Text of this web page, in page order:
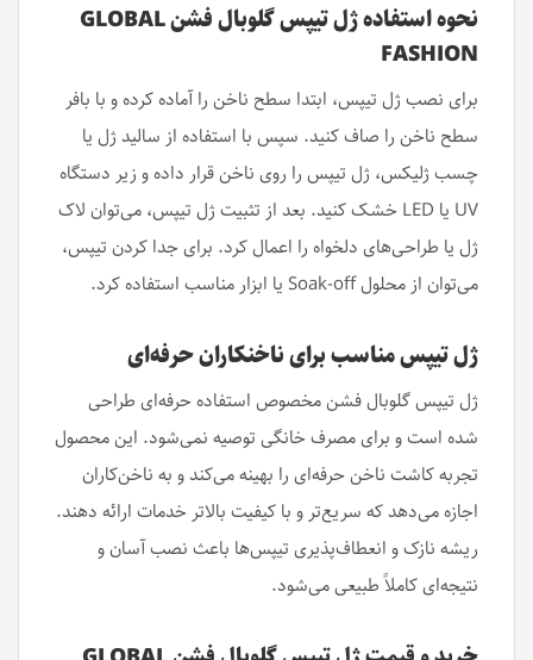
نحوه استفاده ژل تیپس گلوبال فشن GLOBAL
FASHION
برای نصب ژل تیپس، ابتدا سطح ناخن را آماده کرده و با بافر
سطح ناخن را صاف کنید. سپس با استفاده از سالید ژل یا
چسب ژلیکس، ژل تیپس را روی ناخن قرار داده و زیر دستگاه
UV یا LED خشک کنید. بعد از تثبیت ژل تیپس، می‌توان لاک
ژل یا طراحی‌های دلخواه را اعمال کرد. برای جدا کردن تیپس،
می‌توان از محلول Soak-off یا ابزار مناسب استفاده کرد.
ژل تیپس مناسب برای ناخنکاران حرفه‌ای
ژل تیپس گلوبال فشن مخصوص استفاده حرفه‌ای طراحی
شده است و برای مصرف خانگی توصیه نمی‌شود. این محصول
تجربه کاشت ناخن حرفه‌ای را بهینه می‌کند و به ناخن‌کاران
اجازه می‌دهد که سریع‌تر و با کیفیت بالاتر خدمات ارائه دهند.
ریشه نازک و انعطاف‌پذیری تیپس‌ها باعث نصب آسان و
نتیجه‌ای کاملاً طبیعی می‌شود.